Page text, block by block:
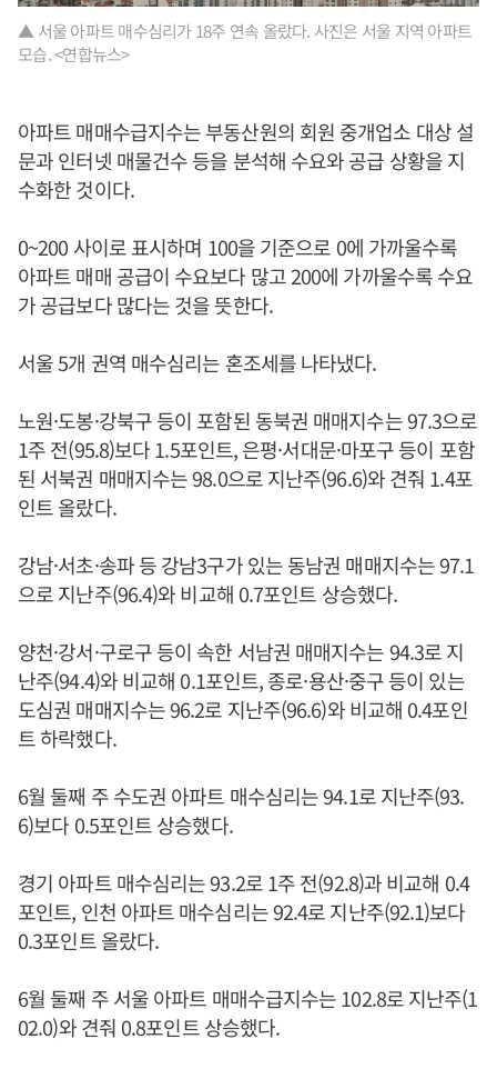
▲ 서울 아파트 매수심리가 18주 연속 올랐다. 사진은 서울 지역 아파트
모습. <연합뉴스>
아파트 매매수급지수는 부동산원의 회원 중개업소 대상 설
문과 인터넷 매물건수 등을 분석해 수요와 공급 상황을 지
수화한 것이다.
0~200 사이로 표시하며 100을 기준으로 0에 가까울수록
아파트 매매 공급이 수요보다 많고 200에 가까울수록 수요
가 공급보다 많다는 것을 뜻한다.
서울 5개 권역 매수심리는 혼조세를 나타냈다.
노원·도봉·강북구 등이 포함된 동북권 매매지수는 97.3으로
1주 전(95.8)보다 1.5포인트, 은평·서대문·마포구 등이 포함
된 서북권 매매지수는 98.0으로 지난주(96.6)와 견줘 1.4포
인트 올랐다.
강남·서초·송파 등 강남3구가 있는 동남권 매매지수는 97.1
으로 지난주(96.4)와 비교해 0.7포인트 상승했다.
양천·강서·구로구 등이 속한 서남권 매매지수는 94.3로 지
난주(94.4)와 비교해 0.1포인트, 종로·용산·중구 등이 있는
도심권 매매지수는 96.2로 지난주(96.6)와 비교해 0.4포인
트 하락했다.
6월 둘째 주 수도권 아파트 매수심리는 94.1로 지난주(93.
6)보다 0.5포인트 상승했다.
경기 아파트 매수심리는 93.2로 1주 전(92.8)과 비교해 0.4
포인트, 인천 아파트 매수심리는 92.4로 지난주(92.1)보다
0.3포인트 올랐다.
6월 둘째 주 서울 아파트 매매수급지수는 102.8로 지난주(1
02.0)와 견줘 0.8포인트 상승했다.